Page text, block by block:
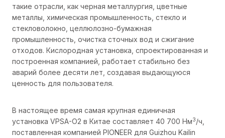
такие отрасли, как черная металлургия, цветные
металлы, химическая промышленность, стекло и
стекловолокно, целлюлозно-бумажная
промышленность, очистка сточных вод и сжигание
отходов. Кислородная установка, спроектированная и
построенная компанией, работает стабильно без
аварий более десяти лет, создавая выдающуюся
ценность для пользователя.
В настоящее время самая крупная единичная
установка VPSA-O2 в Китае составляет 40 700 Нм3/ч,
поставленная компанией PIONEER для Guizhou Kailin